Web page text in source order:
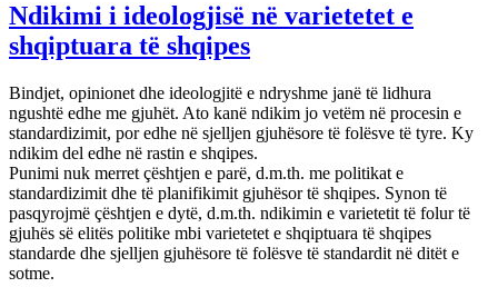
Ndikimi i ideologjisë në varietetet e
shqiptuara të shqipes
Bindjet, opinionet dhe ideologjitë e ndryshme janë të lidhura
ngushtë edhe me gjuhët. Ato kanë ndikim jo vetëm në procesin e
standardizimit, por edhe në sjelljen gjuhësore të folësve të tyre. Ky
ndikim del edhe në rastin e shqipes.
Punimi nuk merret çështjen e parë, d.m.th. me politikat e
standardizimit dhe të planifikimit gjuhësor të shqipes. Synon të
pasqyrojmë çështjen e dytë, d.m.th. ndikimin e varietetit të folur të
gjuhës së elitës politike mbi varietetet e shqiptuara të shqipes
standarde dhe sjelljen gjuhësore të folësve të standardit në ditët e
sotme.